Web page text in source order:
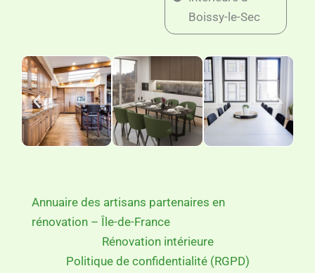
Boissy-le-Sec
Annuaire des artisans partenaires en
rénovation – Île-de-France
Rénovation intérieure
Politique de confidentialité (RGPD)